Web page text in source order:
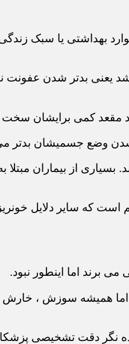
بهداشتی یا سبک
یعنی بدتر شدن
مقعد کمی برایشان
شدن وضع جسمیشان بدتر
از بیماران مبتلا
که سایر دلایل
برند اما اینطور نبود.
اما همیشه سوزش ، خارش
طور آینده نگر دقت